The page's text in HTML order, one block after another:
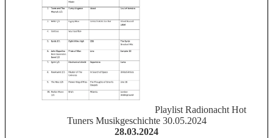
Playlist Radionacht Hot
Tuners Musikgeschichte 30.05.2024
28.03.2024